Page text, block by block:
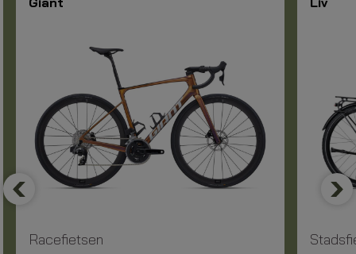
Racefietsen